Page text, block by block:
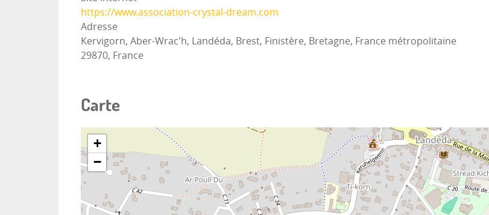
https://www.association-crystal-dream.com
Adresse
Kervigorn, Aber-Wrac'h, Landéda, Brest, Finistère, Bretagne, France métropolitaine
29870, France
Carte
+
−